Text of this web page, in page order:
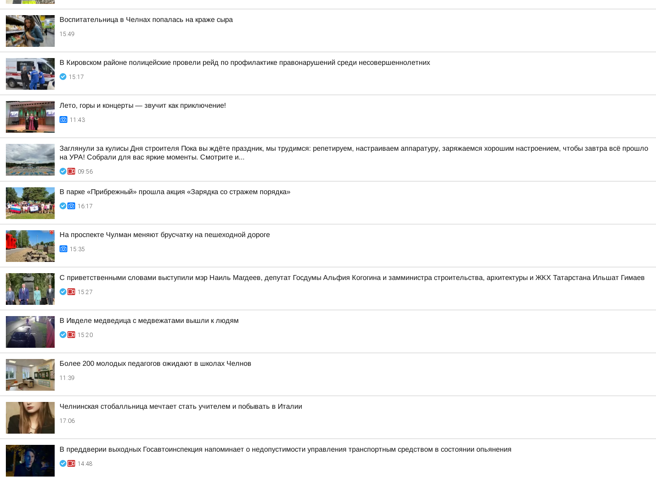
Воспитательница в Челнах попалась на краже сыра
15:49
В Кировском районе полицейские провели рейд по профилактике правонарушений среди несовершеннолетних
15:17
Лето, горы и концерты — звучит как приключение!
11:43
Заглянули за кулисы Дня строителя Пока вы ждёте праздник, мы трудимся: репетируем, настраиваем аппаратуру, заряжаемся хорошим настроением, чтобы завтра всё прошло
на УРА! Собрали для вас яркие моменты. Смотрите и...
09:56
В парке «Прибрежный» прошла акция «Зарядка со стражем порядка»
16:17
На проспекте Чулман меняют брусчатку на пешеходной дороге
15:35
С приветственными словами выступили мэр Наиль Магдеев, депутат Госдумы Альфия Когогина и замминистра строительства, архитектуры и ЖКХ Татарстана Ильшат Гимаев
15:27
В Ивделе медведица с медвежатами вышли к людям
15:20
Более 200 молодых педагогов ожидают в школах Челнов
11:39
Челнинская стобалльница мечтает стать учителем и побывать в Италии
17:06
В преддверии выходных Госавтоинспекция напоминает о недопустимости управления транспортным средством в состоянии опьянения
14:48